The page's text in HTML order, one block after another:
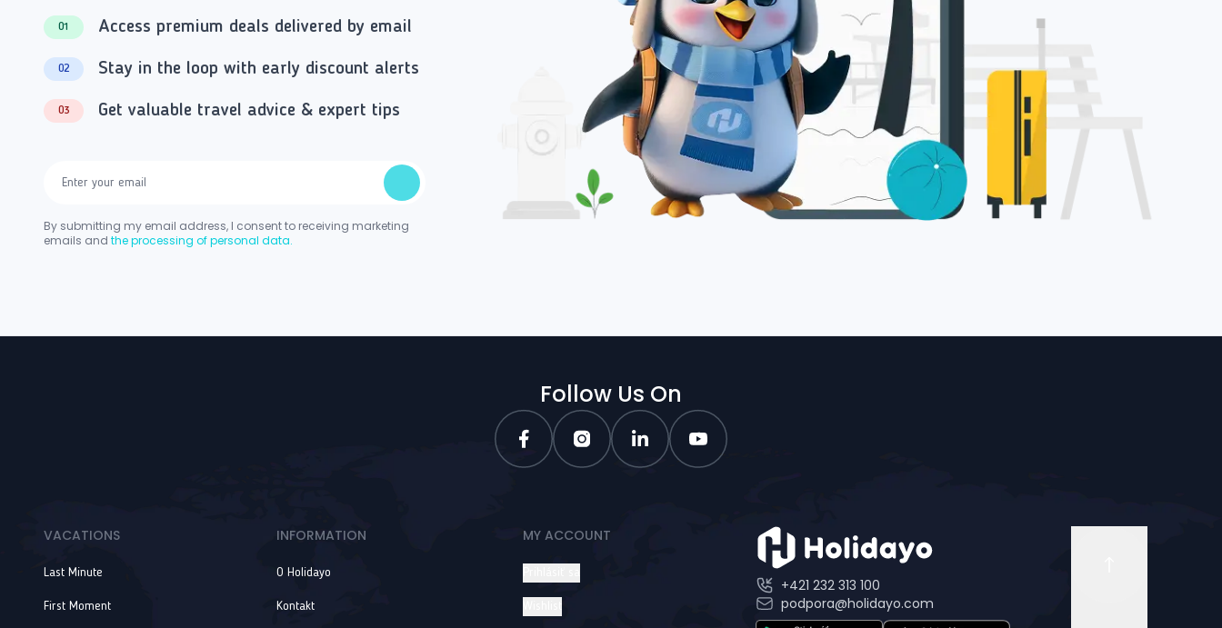
01 Access premium deals delivered by email
02 Stay in the loop with early discount alerts
03 Get valuable travel advice & expert tips
By submitting my email address, I consent to receiving marketing
emails and the processing of personal data.
Follow Us On
+421 232 313 100
podpora@holidayo.com
VACATIONS
Last Minute
First Moment
INFORMATION
O Holidayo
Kontakt
MY ACCOUNT